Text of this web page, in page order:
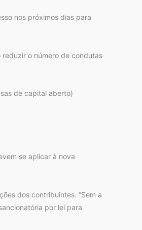
nos próximos dias para
o número de condutas
de capital aberto)
se aplicar à nova
dos contribuintes. “Sem a
por lei para